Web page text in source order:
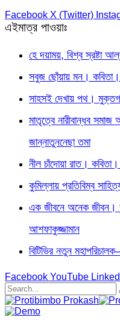
Facebook X (Twitter)
এইমাত্র পাওয়াঃ
হে দয়াময়, বিশ্ব স্রষ্টা
সবুজ ছোঁয়ায় মন।
সাহসই দেখায় পথ।
মাতৃত্বে নারীবান্ধব
জান্নাতুননেছা তমা
নীল চাঁদোয়া রাত।
কুমিল্লায় প্রতিবিম্ব
এক জীবনে অনেক জীবন।
আশফাকুজ্জামান
বিটিভির নতুন
Facebook YouTube